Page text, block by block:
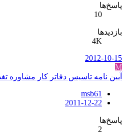
پاسخ‌ها
10
بازدیدها
4K
2012-10-15
M
آیین نامه تاسیس دفاتر کار مشاوره
msb61
2011-12-22
پاسخ‌ها
2